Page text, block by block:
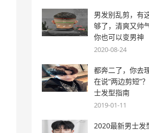
男发别乱剪，有
够了，清爽又帅
你也可以变男神
2020-08-24
都奔二了，你去
在说“两边剪短”
士发型指南
2019-01-11
2020最新男士发